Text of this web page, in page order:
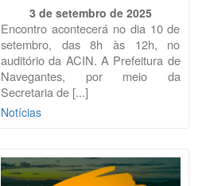
3 de setembro de 2025
Encontro acontecerá no dia 10 de
setembro, das 8h às 12h, no
auditório da ACIN. A Prefeitura de
Navegantes, por meio da
Secretaria de [...]
Notícias